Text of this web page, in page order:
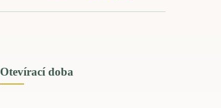
Otevírací doba